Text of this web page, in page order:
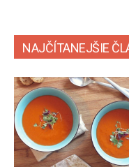
NAJČÍTANEJŠIE